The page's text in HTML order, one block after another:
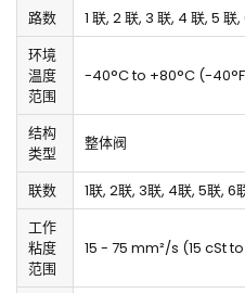
路数
1 联, 2 联, 3 联, 4 联, 5 联
环境
温度
范围
-40°C to +80°C (-40°F
结构
类型
整体阀
联数
1联, 2联, 3联, 4联, 5联, 6
工作
粘度
范围
15 - 75 mm²/s (15 cSt